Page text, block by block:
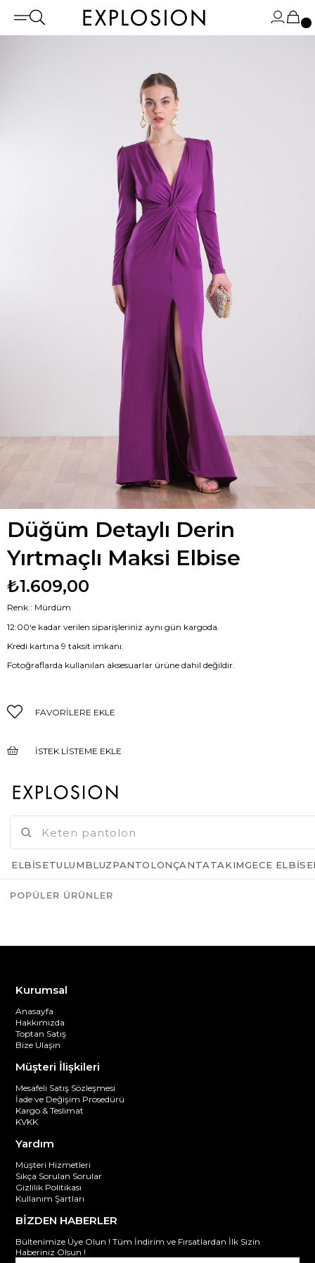
Düğüm Detaylı Derin
Yırtmaçlı Maksi Elbise
₺1.609,00
Renk : Mürdüm
12:00‘e kadar verilen siparişleriniz aynı gün kargoda.
Kredi kartına 9 taksit imkanı.
Fotoğraflarda kullanılan aksesuarlar ürüne dahil değildir.
FAVORILERE EKLE
İSTEK LISTEME EKLE
Kurumsal
Anasayfa
Hakkımızda
Toptan Satış
Bize Ulaşın
Müşteri İlişkileri
Mesafeli Satış Sözleşmesi
İade ve Değişim Prosedürü
Kargo & Teslimat
KVKK
Yardım
Müşteri Hizmetleri
Sıkça Sorulan Sorular
Gizlilik Politikası
Kullanım Şartları
BİZDEN HABERLER
Bültenimize Üye Olun ! Tüm İndirim ve Fırsatlardan İlk Sizin
Haberiniz Olsun !
ELBISETULUMBLUZPANTOLONÇANTATAKIMGECE
POPÜLER ÜRÜNLER